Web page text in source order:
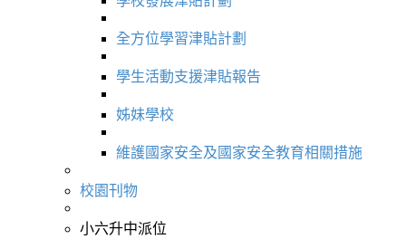
全方位學習津貼計劃
學生活動支援津貼報告
姊妹學校
維護國家安全及國家安全教育相關措施
校園刊物
小六升中派位